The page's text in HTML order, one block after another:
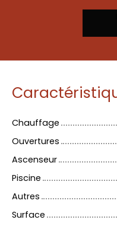
Chauffage
Ouvertures
Ascenseur
Piscine
Autres
Surface